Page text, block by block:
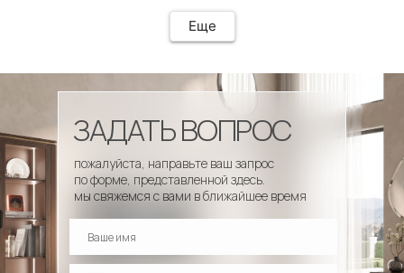
удобством гостей! Особенно приятно было то, что
по запросу выслали образцы тканей обивки и я
сочетающееся с основным текстилем ресторана.
Еще
пожалуйста, направьте ваш запрос
по форме, представленной здесь.
мы свяжемся с вами в ближайшее время
ЗАДАТЬ ВОПРОС